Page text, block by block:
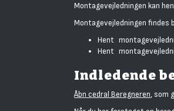
Montagevejledningen kan
Montagevejledningen findes
Hent
Hent
Indledende
Åbn cedral Beregneren, som